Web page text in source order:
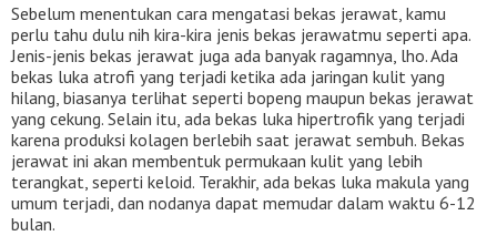
Sebelum menentukan cara mengatasi bekas jerawat, kamu
perlu tahu dulu nih kira-kira jenis bekas jerawatmu seperti apa.
Jenis-jenis bekas jerawat juga ada banyak ragamnya, lho. Ada
bekas luka atrofi yang terjadi ketika ada jaringan kulit yang
hilang, biasanya terlihat seperti bopeng maupun bekas jerawat
yang cekung. Selain itu, ada bekas luka hipertrofik yang terjadi
karena produksi kolagen berlebih saat jerawat sembuh. Bekas
jerawat ini akan membentuk permukaan kulit yang lebih
terangkat, seperti keloid. Terakhir, ada bekas luka makula yang
umum terjadi, dan nodanya dapat memudar dalam waktu 6-12
bulan.